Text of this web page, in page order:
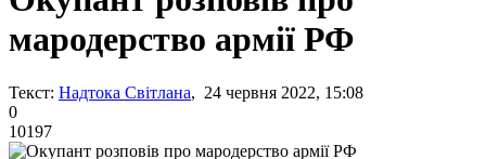
мародерство армії РФ
Текст: Надтока Світлана, 24 червня 2022, 15:08
0
10197